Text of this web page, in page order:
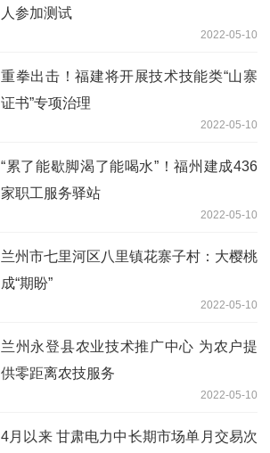
人参加测试
2022-05-10
重拳出击！福建将开展技术技能类“山寨
证书”专项治理
2022-05-10
“累了能歇脚渴了能喝水”！福州建成436
家职工服务驿站
2022-05-10
兰州市七里河区八里镇花寨子村：大樱桃
成“期盼”
2022-05-10
兰州永登县农业技术推广中心 为农户提
供零距离农技服务
2022-05-10
4月以来 甘肃电力中长期市场单月交易次